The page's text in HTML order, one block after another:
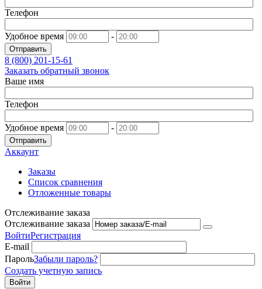
Телефон
Удобное время -
Отправить
8 (800) 201-15-61
Заказать обратный звонок
Ваше имя
Телефон
Удобное время -
Отправить
Аккаунт
Заказы
Список сравнения
Отложенные товары
Отслеживание заказа
Отслеживание заказа
ВойтиРегистрация
E-mail
ПарольЗабыли пароль?
Создать учетную запись
Войти